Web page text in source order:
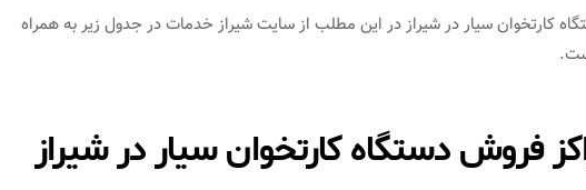
کارتخوان سیار در شیراز در این مطلب از سایت شیراز خدمات در جدول زیر به همراه
فروش دستگاه کارتخوان سیار در شیراز